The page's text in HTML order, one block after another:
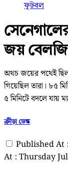
ফুটবল
জয়
অথচ জয়ের পথেই
গিয়েছিল তারা। ৮৫
৫ মিনিটে বদলে যায়
ক্রীড়া ডেস্ক
Published At
At : Thursday